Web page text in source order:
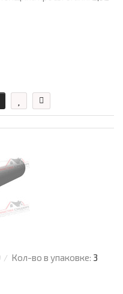
Кол-во в упаковке: 3